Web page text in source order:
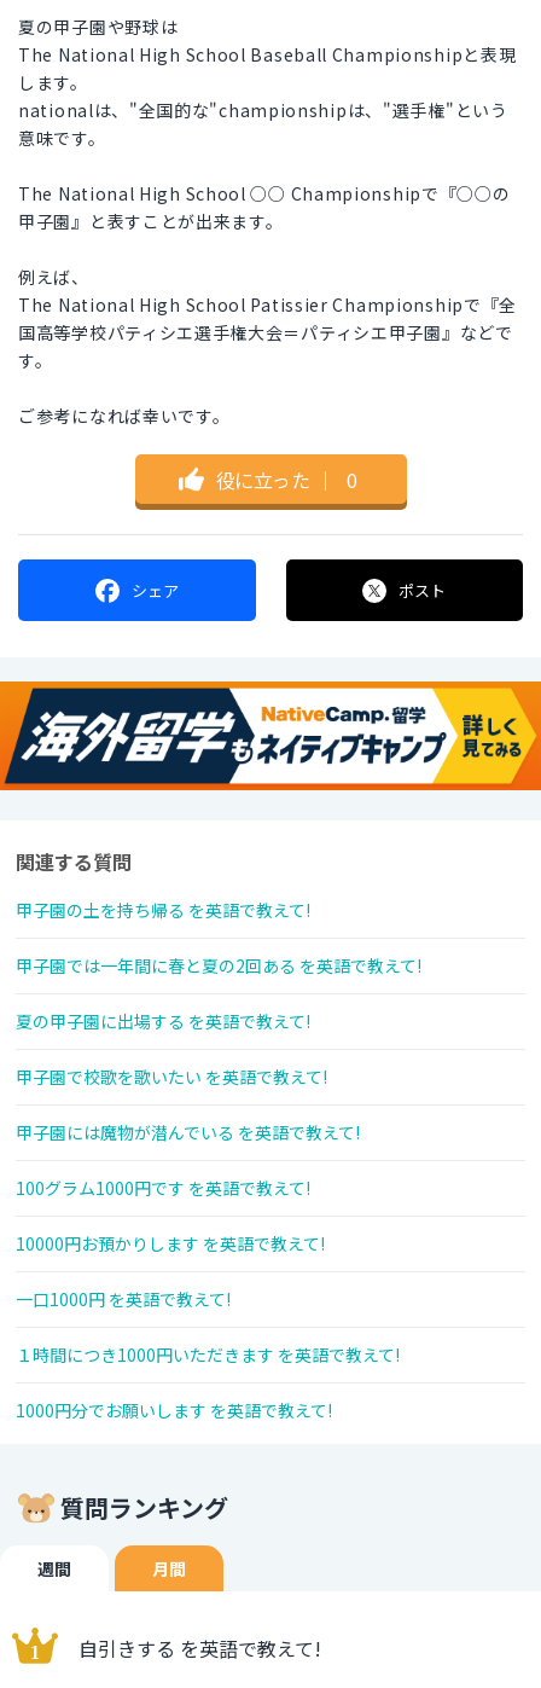
夏の甲子園や野球は
The National High School Baseball Championshipと表現
します。
nationalは、"全国的な"championshipは、"選手権"という
意味です。
The National High School ○○ Championshipで『○○の
甲子園』と表すことが出来ます。
例えば、
The National High School Patissier Championshipで『全
国高等学校パティシエ選手権大会＝パティシエ甲子園』などで
す。
ご参考になれば幸いです。
役に立った ｜ 0
シェア ポスト
関連する質問
甲子園の土を持ち帰る を英語で教えて!
甲子園では一年間に春と夏の2回ある を英語で教えて!
夏の甲子園に出場する を英語で教えて!
甲子園で校歌を歌いたい を英語で教えて!
甲子園には魔物が潜んでいる を英語で教えて!
100グラム1000円です を英語で教えて!
10000円お預かりします を英語で教えて!
一口1000円 を英語で教えて!
１時間につき1000円いただきます を英語で教えて!
1000円分でお願いします を英語で教えて!
質問ランキング
週間 月間
自引きする を英語で教えて!